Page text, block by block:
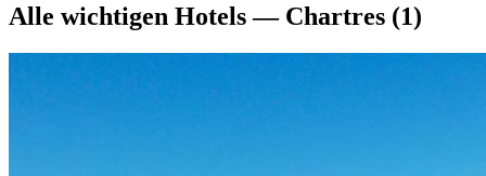
Alle wichtigen Hotels — Chartres (1)